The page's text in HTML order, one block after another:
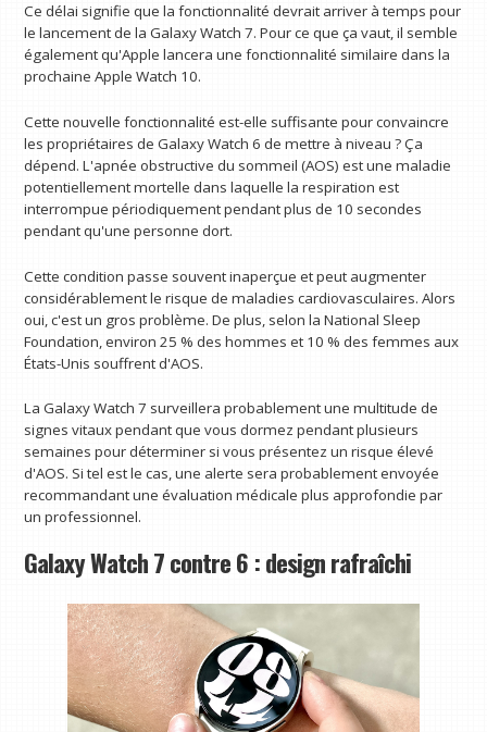
Ce délai signifie que la fonctionnalité devrait arriver à temps pour
le lancement de la Galaxy Watch 7. Pour ce que ça vaut, il semble
également qu'Apple lancera une fonctionnalité similaire dans la
prochaine Apple Watch 10.
Cette nouvelle fonctionnalité est-elle suffisante pour convaincre
les propriétaires de Galaxy Watch 6 de mettre à niveau ? Ça
dépend. L'apnée obstructive du sommeil (AOS) est une maladie
potentiellement mortelle dans laquelle la respiration est
interrompue périodiquement pendant plus de 10 secondes
pendant qu'une personne dort.
Cette condition passe souvent inaperçue et peut augmenter
considérablement le risque de maladies cardiovasculaires. Alors
oui, c'est un gros problème. De plus, selon la National Sleep
Foundation, environ 25 % des hommes et 10 % des femmes aux
États-Unis souffrent d'AOS.
La Galaxy Watch 7 surveillera probablement une multitude de
signes vitaux pendant que vous dormez pendant plusieurs
semaines pour déterminer si vous présentez un risque élevé
d'AOS. Si tel est le cas, une alerte sera probablement envoyée
recommandant une évaluation médicale plus approfondie par
un professionnel.
Galaxy Watch 7 contre 6 : design rafraîchi